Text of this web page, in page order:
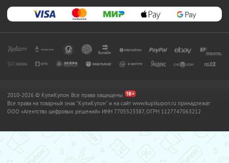
2010-2026 © КупиКупон. Все права защищены.
Все права на товарный знак "КупиКупон" и на сайт www.kupikupon.ru принадлежат
OOO «Агентство цифровых решений» ИНН 7705523387, ОГРН 1127747063212